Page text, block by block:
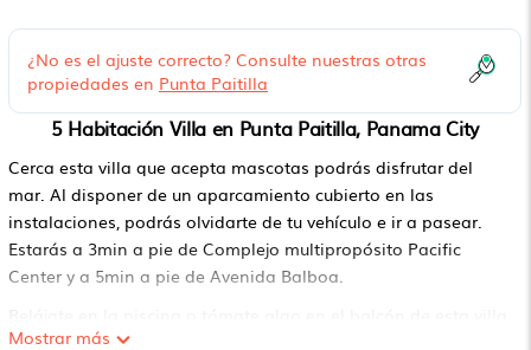
¿No es el ajuste correcto? Consulte nuestras otras
propiedades en Punta Paitilla
5 Habitación Villa en Punta Paitilla, Panama City
Cerca esta villa que acepta mascotas podrás disfrutar del
mar. Al disponer de un aparcamiento cubierto en las
instalaciones, podrás olvidarte de tu vehículo e ir a pasear.
Estarás a 3min a pie de Complejo multipropósito Pacific
Center y a 5min a pie de Avenida Balboa.
de 800 m². En cuanto al interior, puedes disfrutar del wifi.
Mostrar más